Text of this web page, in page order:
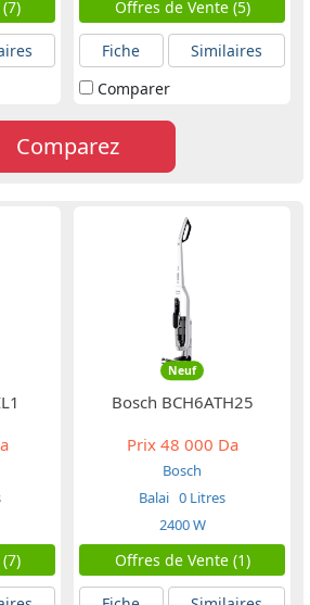
Offres de Vente (5)
Fiche
Similaires
Comparer
Comparez
Neuf
Bosch BCH6ATH25
Prix48 000 Da
Bosch
Balai 0 Litres
2400 W
Offres de Vente (1)